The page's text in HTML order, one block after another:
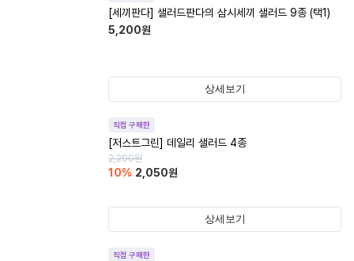
[세끼판다] 샐러드판다의 삼시세끼 샐러드 9종 (택1)
5,200원
상세보기
직접 구매한
[저스트그린] 데일리 샐러드 4종
2,290원
10% 2,050원
상세보기
직접 구매한